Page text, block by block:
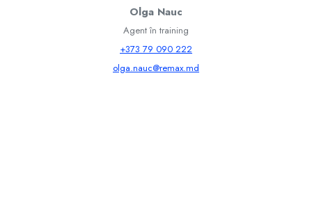
Olga Nauc
Agent în training
+373 79 090 222
olga.nauc@remax.md